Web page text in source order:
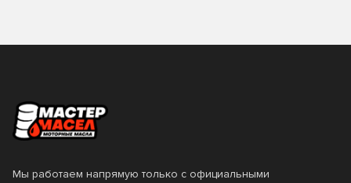
Мы работаем напрямую только с официальными